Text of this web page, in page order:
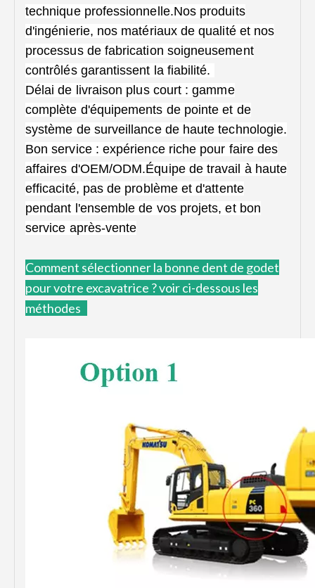
technique professionnelle.Nos produits
d'ingénierie, nos matériaux de qualité et nos
processus de fabrication soigneusement
contrôlés garantissent la fiabilité.
Délai de livraison plus court : gamme
complète d'équipements de pointe et de
système de surveillance de haute technologie.
Bon service : expérience riche pour faire des
affaires d'OEM/ODM.Équipe de travail à haute
efficacité, pas de problème et d'attente
pendant l'ensemble de vos projets, et bon
service après-vente
Comment sélectionner la bonne dent de godet
pour votre excavatrice ?voir ci-dessous les
méthodes